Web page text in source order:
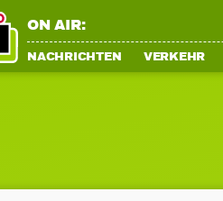
ON AIR:
NACHRICHTEN VERKEHR